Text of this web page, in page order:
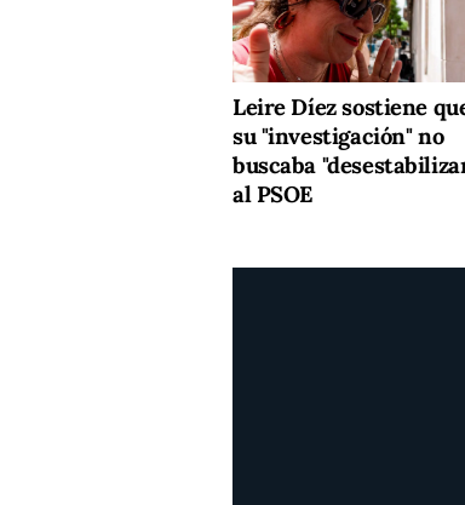
Leire Díez sostiene
su "investigación" no
buscaba
al PSOE